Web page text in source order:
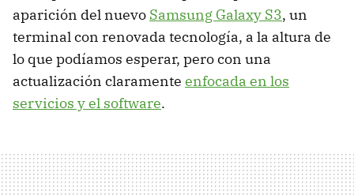
aparición del nuevo Samsung Galaxy S3, un
terminal con renovada tecnología, a la altura de
lo que podíamos esperar, pero con una
actualización claramente enfocada en los
servicios y el software.